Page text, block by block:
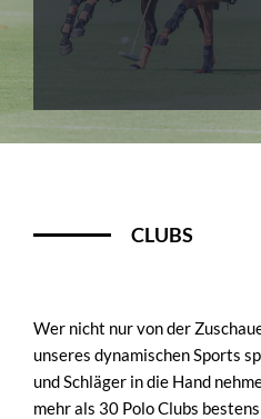
CLUBS
Wer nicht nur von der
unseres dynamischen Sports
und Schläger in die Hand
mehr als 30 Polo Clubs